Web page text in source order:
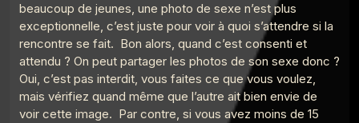
Le Point G! 2 L’hypnophilie
Le Poing G
17
Le Point G! 2 L'ergophilie
Le Poing G
Le Point G! L'alliumphilie
Le Poing G
beaucoup de jeunes, une photo de sexe n’est plus
exceptionnelle, c’est juste pour voir à quoi s’attendre si la
rencontre se fait. Bon alors, quand c’est consenti et
attendu ? On peut partager les photos de son sexe donc ?
Oui, c’est pas interdit, vous faites ce que vous voulez,
mais vérifiez quand même que l’autre ait bien envie de
voir cette image. Par contre, si vous avez moins de 15